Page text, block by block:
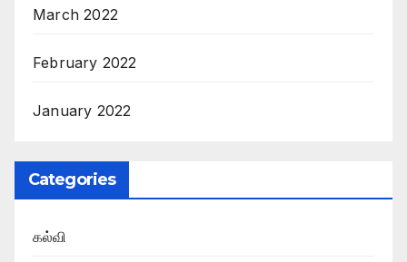
March 2022
February 2022
January 2022
Categories
கல்வி